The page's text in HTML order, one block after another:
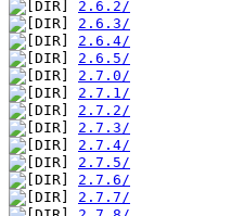
2.6.2/
2.6.3/
2.6.4/
2.6.5/
2.7.0/
2.7.1/
2.7.2/
2.7.3/
2.7.4/
2.7.5/
2.7.6/
2.7.7/